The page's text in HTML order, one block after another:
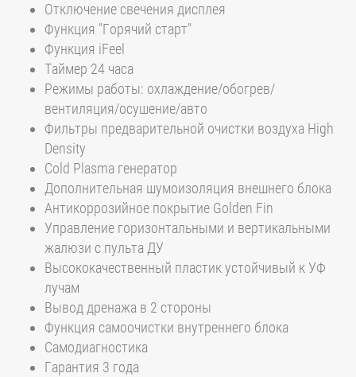
Отключение свечения дисплея
Функция "Горячий старт"
Функция iFeel
Таймер 24 часа
Режимы работы: охлаждение/обогрев/
вентиляция/осушение/авто
Фильтры предварительной очистки воздуха High
Density
Cold Plasma генератор
Дополнительная шумоизоляция внешнего блока
Антикоррозийное покрытие Golden Fin
Управление горизонтальными и вертикальными
жалюзи с пульта ДУ
Высококачественный пластик устойчивый к УФ
лучам
Вывод дренажа в 2 стороны
Функция самоочистки внутреннего блока
Самодиагностика
Гарантия 3 года